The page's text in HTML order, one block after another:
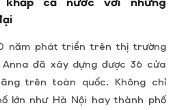
năm phát triển trên thị trường
đã xây dựng được 36 cửa
trên toàn quốc. Không chỉ
lớn như Hà Nội hay thành phố